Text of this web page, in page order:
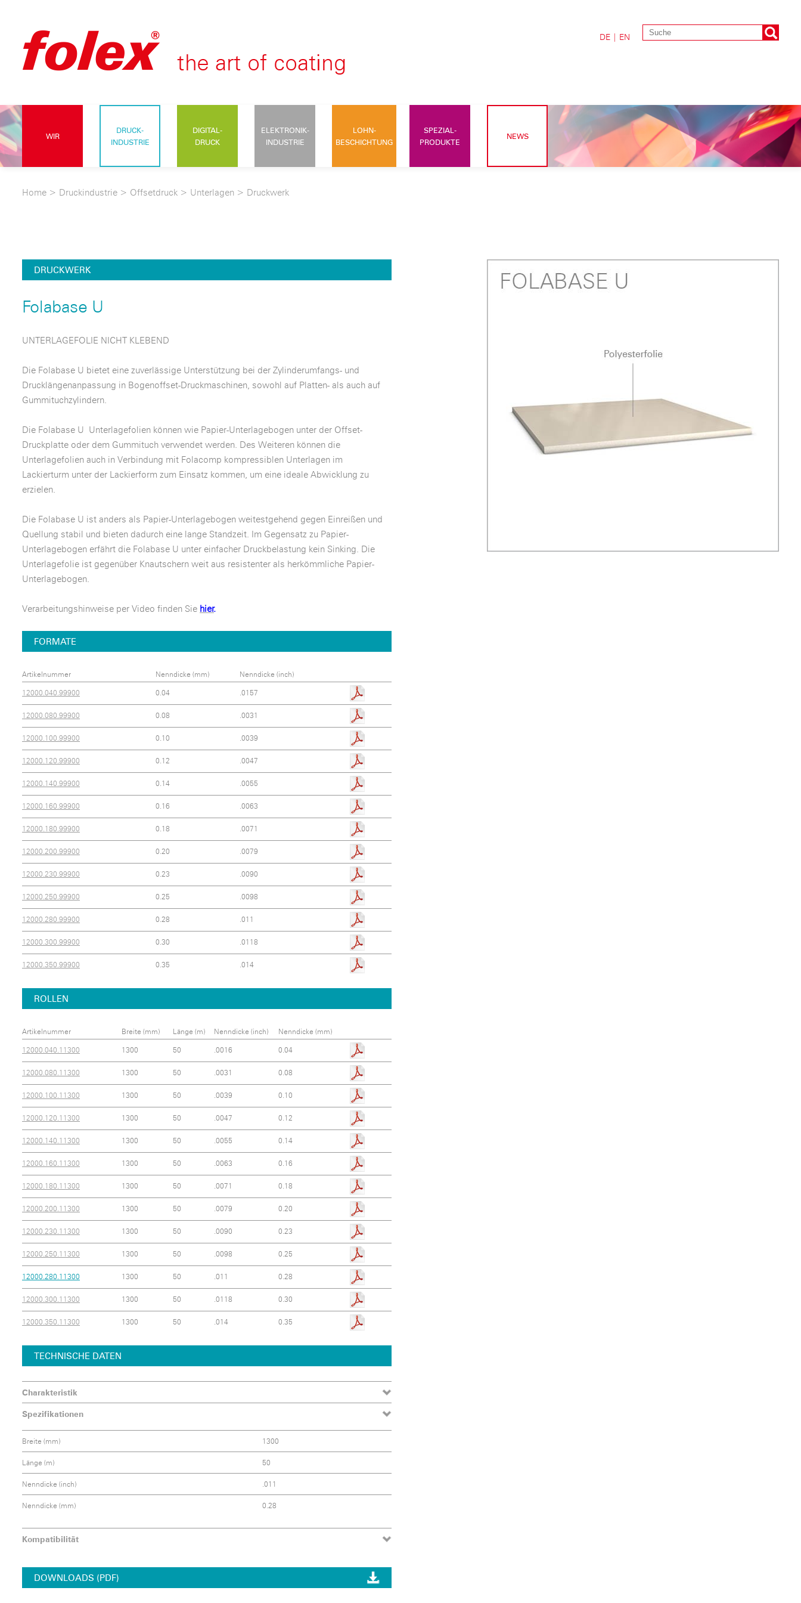
DE | EN
WIR
DRUCK-
INDUSTRIE
DIGITAL-
DRUCK
ELEKTRONIK-
INDUSTRIE
LOHN-
BESCHICHTUNG
SPEZIAL-
PRODUKTE
NEWS
Home > Druckindustrie > Offsetdruck > Unterlagen > Druckwerk
DRUCKWERK
Folabase U
UNTERLAGEFOLIE NICHT KLEBEND
Die Folabase U bietet eine zuverlässige Unterstützung bei der Zylinderumfangs- und
Drucklängenanpassung in Bogenoffset-Druckmaschinen, sowohl auf Platten- als auch auf
Gummituchzylindern.
Die Folabase U Unterlagefolien können wie Papier-Unterlagebogen unter der Offset-
Druckplatte oder dem Gummituch verwendet werden. Des Weiteren können die
Unterlagefolien auch in Verbindung mit Folacomp kompressiblen Unterlagen im
Lackierturm unter der Lackierform zum Einsatz kommen, um eine ideale Abwicklung zu
erzielen.
Die Folabase U ist anders als Papier-Unterlagebogen weitestgehend gegen Einreißen und
Quellung stabil und bieten dadurch eine lange Standzeit. Im Gegensatz zu Papier-
Unterlagebogen erfährt die Folabase U unter einfacher Druckbelastung kein Sinking. Die
Unterlagefolie ist gegenüber Knautschern weit aus resistenter als herkömmliche Papier-
Unterlagebogen.
Verarbeitungshinweise per Video finden Sie hier.
FORMATE
Artikelnummer Nenndicke (mm) Nenndicke (inch)
12000.040.99900 0.04 .0157
12000.080.99900 0.08 .0031
12000.100.99900 0.10 .0039
12000.120.99900 0.12 .0047
12000.140.99900 0.14 .0055
12000.160.99900 0.16 .0063
12000.180.99900 0.18 .0071
12000.200.99900 0.20 .0079
12000.230.99900 0.23 .0090
12000.250.99900 0.25 .0098
12000.280.99900 0.28 .011
12000.300.99900 0.30 .0118
12000.350.99900 0.35 .014
ROLLEN
Artikelnummer Breite (mm) Länge (m) Nenndicke (inch) Nenndicke (mm)
12000.040.11300 1300 50 .0016 0.04
12000.080.11300 1300 50 .0031 0.08
12000.100.11300 1300 50 .0039 0.10
12000.120.11300 1300 50 .0047 0.12
12000.140.11300 1300 50 .0055 0.14
12000.160.11300 1300 50 .0063 0.16
12000.180.11300 1300 50 .0071 0.18
12000.200.11300 1300 50 .0079 0.20
12000.230.11300 1300 50 .0090 0.23
12000.250.11300 1300 50 .0098 0.25
12000.280.11300 1300 50 .011 0.28
12000.300.11300 1300 50 .0118 0.30
12000.350.11300 1300 50 .014 0.35
TECHNISCHE DATEN
Charakteristik
Spezifikationen
Breite (mm) 1300
Länge (m) 50
Nenndicke (inch) .011
Nenndicke (mm) 0.28
Kompatibilität
DOWNLOADS (PDF)